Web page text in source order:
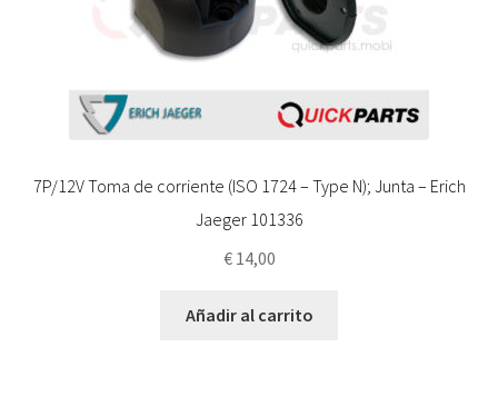
7P/12V Toma de corriente (ISO 1724 – Type N); Junta – Erich
Jaeger 101336
€14,00
Añadir al carrito